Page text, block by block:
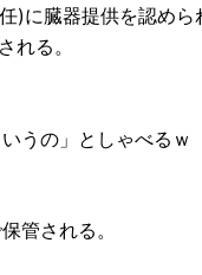
)に臓器提供を認めら
れる。
うの」としゃべるｗ
管される。